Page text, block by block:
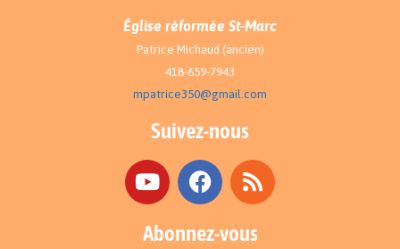
Église réformée St-Marc
Patrice Michaud (ancien)
418-659-7943
mpatrice350@gmail.com
Suivez-nous
Abonnez-vous